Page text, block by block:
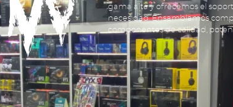
gama alta y ofrecemos el
necesidad. Ensamblamos
componentes de calidad,